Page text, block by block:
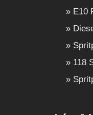
E10
118